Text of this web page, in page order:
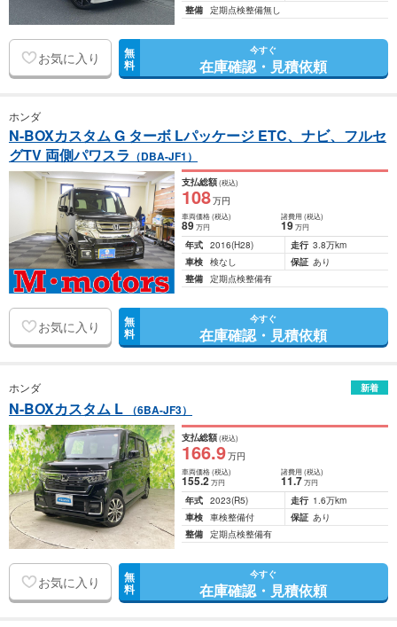
整備 定期点検整備無し
お気に入り 無
料
今すぐ
在庫確認・見積依頼
ホンダ
N-BOXカスタム G ターボ Lパッケージ ETC、ナビ、フルセ
グTV 両側パワスラ （DBA-JF1）
支払総額(税込)
108万円
車両価格(税込)
89万円
諸費用 (税込)
19 万円
年式 2016(H28) 走行 3.8万km
車検 検なし 保証 あり
整備 定期点検整備有
お気に入り 無
料
今すぐ
在庫確認・見積依頼
ホンダ 新着
N-BOXカスタム L （6BA-JF3）
支払総額(税込)
166.9万円
車両価格(税込)
155.2万円
諸費用 (税込)
11.7 万円
年式 2023(R5) 走行 1.6万km
車検 車検整備付 保証 あり
整備 定期点検整備有
お気に入り 無
料
今すぐ
在庫確認・見積依頼